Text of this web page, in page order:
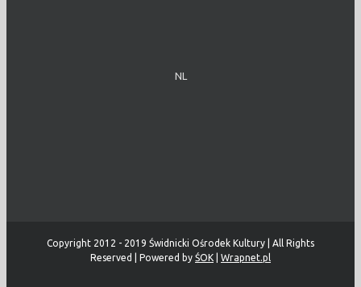
NL
Copyright 2012 - 2019 Świdnicki Ośrodek Kultury | All Rights
Reserved | Powered by ŚOK Wrapnet.pl